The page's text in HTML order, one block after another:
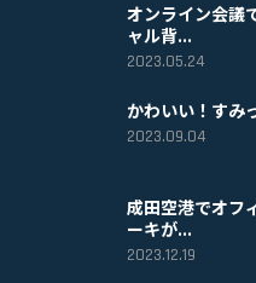
オンライン会議
ャル背...
2023.05.24
かわいい！すみ
2023.09.04
成田空港でオフ
ーキが...
2023.12.19